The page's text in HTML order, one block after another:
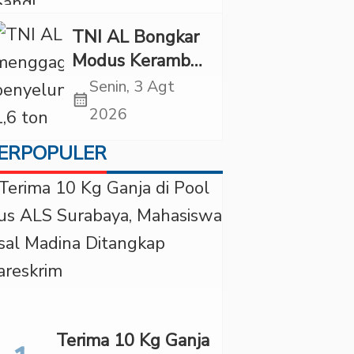
Tindakan Tegas
TNI AL Bongkar
Modus Keramba
Apung, 1,6 Ton
Pasir Timah
Diselundupkan
calendar_month
Senin, 3 Agt
2026
Terima 10 Kg Ganja